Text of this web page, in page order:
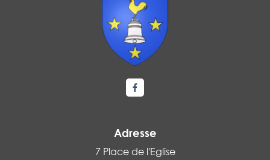
Lien vers le compte Facebook
Adresse
7 Place de l'Eglise